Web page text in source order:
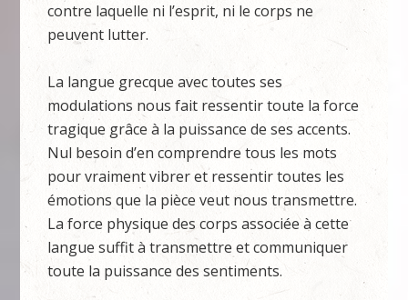
contre laquelle ni l’esprit, ni le corps ne
peuvent lutter.
La langue grecque avec toutes ses
modulations nous fait ressentir toute la force
tragique grâce à la puissance de ses accents.
Nul besoin d’en comprendre tous les mots
pour vraiment vibrer et ressentir toutes les
émotions que la pièce veut nous transmettre.
La force physique des corps associée à cette
langue suffit à transmettre et communiquer
toute la puissance des sentiments.